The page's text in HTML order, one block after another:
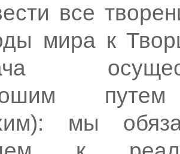
все
мира к
мы